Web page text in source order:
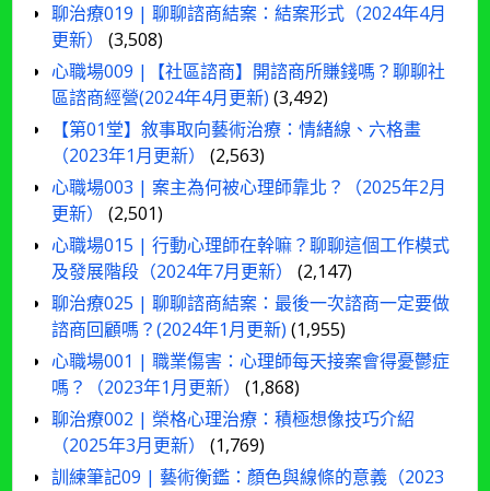
聊治療019 | 聊聊諮商結案：結案形式（2024年4月
更新）
(3,508)
心職場009 |【社區諮商】開諮商所賺錢嗎？聊聊社
區諮商經營(2024年4月更新) (3,492)
【第01堂】敘事取向藝術治療：情緒線、六格畫
（2023年1月更新）
(2,563)
心職場003 | 案主為何被心理師靠北？（2025年2月
更新）
(2,501)
心職場015 | 行動心理師在幹嘛？聊聊這個工作模式
及發展階段（2024年7月更新）
(2,147)
聊治療025 | 聊聊諮商結案：最後一次諮商一定要做
諮商回顧嗎？(2024年1月更新) (1,955)
心職場001 | 職業傷害：心理師每天接案會得憂鬱症
嗎？（2023年1月更新）
(1,868)
聊治療002 | 榮格心理治療：積極想像技巧介紹
（2025年3月更新）
(1,769)
訓練筆記09 | 藝術衡鑑：顏色與線條的意義（2023